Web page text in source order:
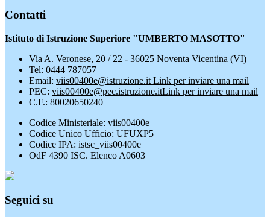
Contatti
Istituto di Istruzione Superiore "UMBERTO MASOTTO"
Via A. Veronese, 20 / 22 - 36025 Noventa Vicentina (VI)
Tel: 0444 787057
Email: viis00400e@istruzione.it Link per inviare una mail
PEC: viis00400e@pec.istruzione.itLink per inviare una mail
C.F.: 80020650240
Codice Ministeriale: viis00400e
Codice Unico Ufficio: UFUXP5
Codice IPA: istsc_viis00400e
OdF 4390 ISC. Elenco A0603
Seguici su